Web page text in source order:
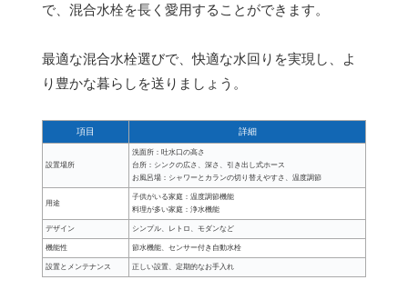
で、混合水栓を長く愛用することができます。
最適な混合水栓選びで、快適な水回りを実現し、よ
り豊かな暮らしを送りましょう。
項目 詳細
設置場所
洗面所：吐水口の高さ
台所：シンクの広さ、深さ、引き出し式ホース
お風呂場：シャワーとカランの切り替えやすさ、温度調節
用途
子供がいる家庭：温度調節機能
料理が多い家庭：浄水機能
デザイン シンプル、レトロ、モダンなど
機能性 節水機能、センサー付き自動水栓
設置とメンテナンス 正しい設置、定期的なお手入れ